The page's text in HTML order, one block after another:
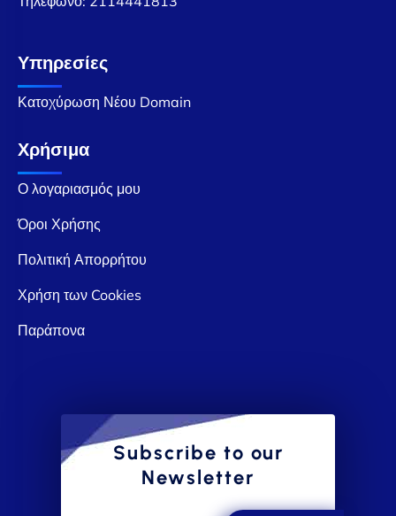
Υπηρεσίες
Κατοχύρωση Νέου Domain
Χρήσιμα
Ο λογαριασμός μου
Όροι Χρήσης
Πολιτική Απορρήτου
Χρήση των Cookies
Παράπονα
Subscribe to our
Newsletter